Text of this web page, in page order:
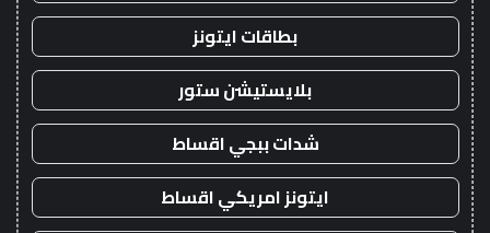
بطاقات ايتونز
بلايستيشن ستور
شدات ببجي اقساط
ايتونز امريكي اقساط